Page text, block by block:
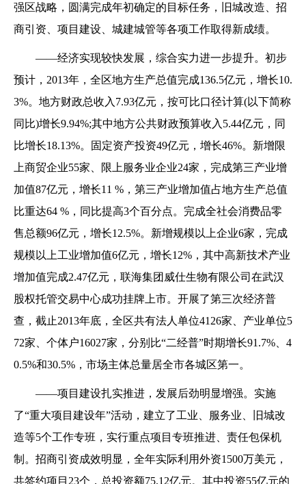
强区战略，圆满完成年初确定的目标任务，旧城改造、招
商引资、项目建设、城建城管等各项工作取得新成绩。
——经济实现较快发展，综合实力进一步提升。初步
预计，2013年，全区地方生产总值完成136.5亿元，增长10.
3%。地方财政总收入7.93亿元，按可比口径计算(以下简称
同比)增长9.94%;其中地方公共财政预算收入5.44亿元，同
比增长18.13%。固定资产投资49亿元，增长46%。新增限
上商贸企业55家、限上服务业企业24家，完成第三产业增
加值87亿元，增长11 %，第三产业增加值占地方生产总值
比重达64 %，同比提高3个百分点。完成全社会消费品零
售总额96亿元，增长12.5%。新增规模以上企业6家，完成
规模以上工业增加值6亿元，增长12%，其中高新技术产业
增加值完成2.47亿元，联海集团威仕生物有限公司在武汉
股权托管交易中心成功挂牌上市。开展了第三次经济普
查，截止2013年底，全区共有法人单位4126家、产业单位5
72家、个体户16027家，分别比“二经普”时期增长91.7%、4
0.5%和30.5%，市场主体总量居全市各城区第一。
——项目建设扎实推进，发展后劲明显增强。实施
了“重大项目建设年”活动，建立了工业、服务业、旧城改
造等5个工作专班，实行重点项目专班推进、责任包保机
制。招商引资成效明显，全年实际利用外资1500万美元，
共签约项目23个，总投资额75.12亿元。其中投资55亿元的